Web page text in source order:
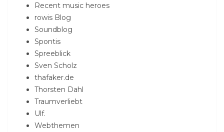
Recent music heroes
rowis Blog
Soundblog
Spontis
Spreeblick
Sven Scholz
thafaker.de
Thorsten Dahl
Traumverliebt
Ulf.
Webthemen